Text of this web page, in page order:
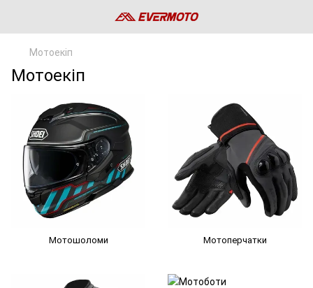
Мотоекіп
Мотоекіп
Мотошоломи Мотоперчатки